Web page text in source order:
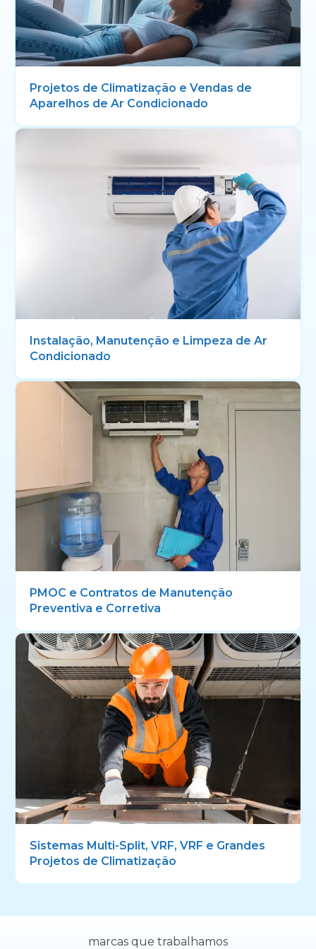
Projetos de Climatização e Vendas de
Aparelhos de Ar Condicionado
Instalação, Manutenção e Limpeza de Ar
Condicionado
PMOC e Contratos de Manutenção
Preventiva e Corretiva
Sistemas Multi-Split, VRF, VRF e Grandes
Projetos de Climatização
marcas que trabalhamos